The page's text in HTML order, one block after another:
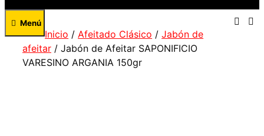
Menú
Inicio /Afeitado Clásico /Jabón de
afeitar / Jabón de Afeitar SAPONIFICIO
VARESINO ARGANIA 150gr